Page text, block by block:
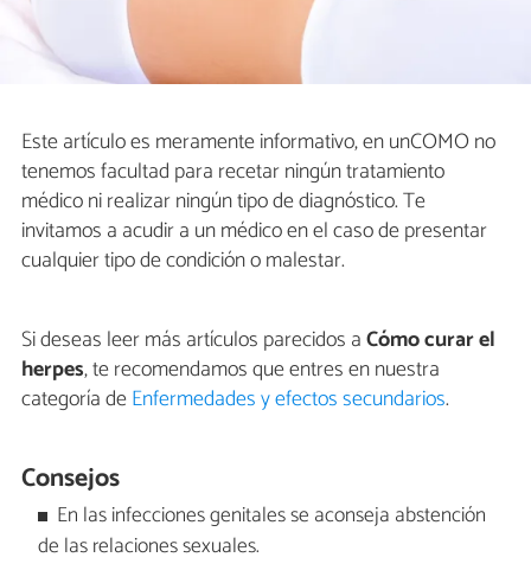
Este artículo es meramente informativo, en unCOMO no
tenemos facultad para recetar ningún tratamiento
médico ni realizar ningún tipo de diagnóstico. Te
invitamos a acudir a un médico en el caso de presentar
cualquier tipo de condición o malestar.
Si deseas leer más artículos parecidos aCómo curar el
herpes, te recomendamos que entres en nuestra
categoría deEnfermedades y efectos secundarios.
Consejos
En las infecciones genitales se aconseja abstención
de las relaciones sexuales.